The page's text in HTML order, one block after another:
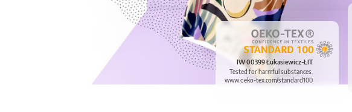
IW 00399 Łukasiewicz-ŁIT
Tested for harmful substances.
www.oeko-tex.com/standard100